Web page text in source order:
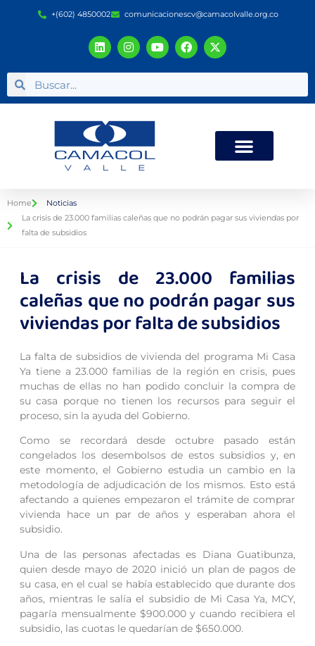
+(602) 4850002 comunicacionescv@camacolvalle.org.co
Home
Noticias
La crisis de 23.000 familias caleñas que no podrán pagar sus viviendas por
falta de subsidios
La crisis de 23.000 familias
caleñas que no podrán pagar sus
viviendas por falta de subsidios
La falta de subsidios de vivienda del programa Mi Casa
Ya tiene a 23.000 familias de la región en crisis, pues
muchas de ellas no han podido concluir la compra de
su casa porque no tienen los recursos para seguir el
proceso, sin la ayuda del Gobierno.
Como se recordará desde octubre pasado están
congelados los desembolsos de estos subsidios y, en
este momento, el Gobierno estudia un cambio en la
metodología de adjudicación de los mismos. Esto está
afectando a quienes empezaron el trámite de comprar
vivienda hace un par de años y esperaban ahora el
subsidio.
Una de las personas afectadas es Diana Guatibunza,
quien desde mayo de 2020 inició un plan de pagos de
su casa, en el cual se había establecido que durante dos
años, mientras le salía el subsidio de Mi Casa Ya, MCY,
pagaría mensualmente $900.000 y cuando recibiera el
subsidio, las cuotas le quedarían de $650.000.